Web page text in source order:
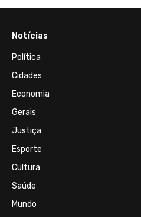
Notícias
Política
Cidades
Economia
Gerais
Justiça
Esporte
Cultura
Saúde
Mundo